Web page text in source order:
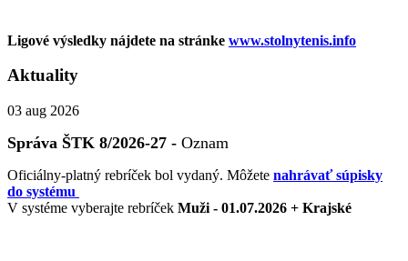
Ligové výsledky nájdete na stránke www.stolnytenis.info
Aktuality
03 aug 2026
Správa ŠTK 8/2026-27 - Oznam
Oficiálny-platný rebríček bol vydaný. Môžete nahrávať súpisky
do systému
V systéme vyberajte rebríček Muži - 01.07.2026 + Krajské